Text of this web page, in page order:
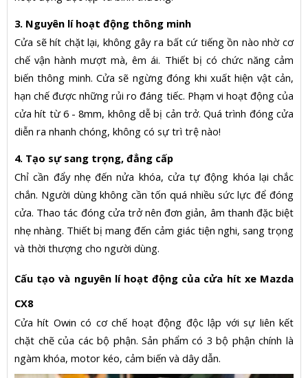
3. Nguyên lí hoạt động thông minh
Cửa sẽ hít chặt lại, không gây ra bất cứ tiếng ồn nào nhờ cơ
chế vận hành mượt mà, êm ái. Thiết bị có chức năng cảm
biến thông minh. Cửa sẽ ngừng đóng khi xuất hiện vật cản,
hạn chế được những rủi ro đáng tiếc. Phạm vi hoạt động của
cửa hít từ 6 - 8mm, không dễ bị cản trở. Quá trình đóng cửa
diễn ra nhanh chóng, không có sự trì trệ nào!
4. Tạo sự sang trọng, đẳng cấp
Chỉ cần đẩy nhẹ đến nửa khóa, cửa tự động khóa lại chắc
chắn. Người dùng không cần tốn quá nhiều sức lực để đóng
cửa. Thao tác đóng cửa trở nên đơn giản, âm thanh đặc biệt
nhẹ nhàng. Thiết bị mang đến cảm giác tiện nghi, sang trọng
và thời thượng cho người dùng.
Cấu tạo và nguyên lí hoạt động của cửa hít xe Mazda
CX8
Cửa hít Owin có cơ chế hoạt động độc lập với sự liên kết
chặt chẽ của các bộ phận. Sản phẩm có 3 bộ phận chính là
ngàm khóa, motor kéo, cảm biến và dây dẫn.